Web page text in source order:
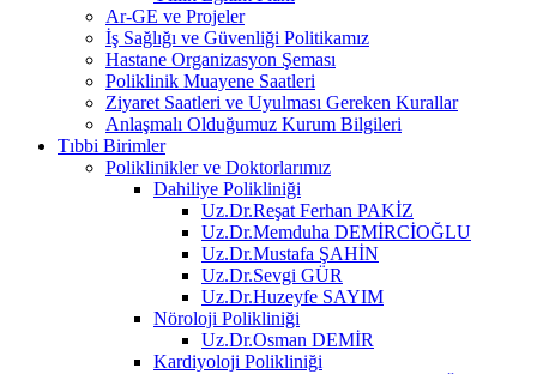
Ar-GE ve Projeler
İş Sağlığı ve Güvenliği Politikamız
Hastane Organizasyon Şeması
Poliklinik Muayene Saatleri
Ziyaret Saatleri ve Uyulması Gereken Kurallar
Anlaşmalı Olduğumuz Kurum Bilgileri
Tıbbi Birimler
Poliklinikler ve Doktorlarımız
Dahiliye Polikliniği
Uz.Dr.Reşat Ferhan PAKİZ
Uz.Dr.Memduha DEMİRCİOĞLU
Uz.Dr.Mustafa ŞAHİN
Uz.Dr.Sevgi GÜR
Uz.Dr.Huzeyfe SAYIM
Nöroloji Polikliniği
Uz.Dr.Osman DEMİR
Kardiyoloji Polikliniği